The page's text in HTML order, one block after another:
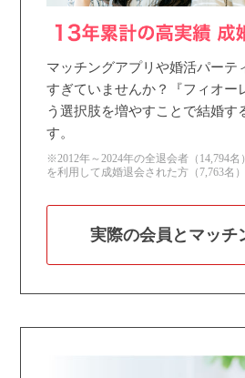
マッチングアプリや婚活パーテ
すぎていませんか？『フィオー
う選択肢を増やすことで結婚す
す。
※2012年～2024年の全退会者（14,794
を利用して成婚退会された方（7,763名
実際の会員とマッチ